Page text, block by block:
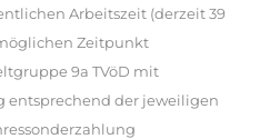
Arbeitszeit (derzeit 39
Zeitpunkt
9a TVöD mit
der jeweiligen